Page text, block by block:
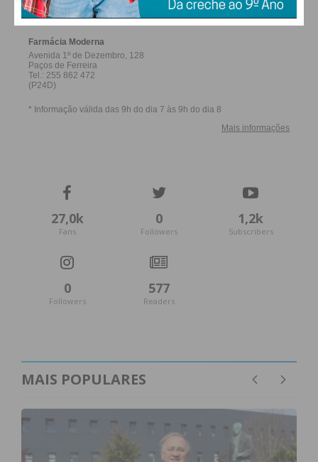
Onde ouvir/comprar:Disponível no Spotify,
Apple Music e na loja oficial em
www.apotheus.net
Subscreva a newsletter do
Assine nossa newsletter por e-mail e
obtenha de forma regular a informação
atualizada.
27,0k
Fans
0
Followers
1,2k
Subscribers
0
Followers
577
Readers
MAIS POPULARES